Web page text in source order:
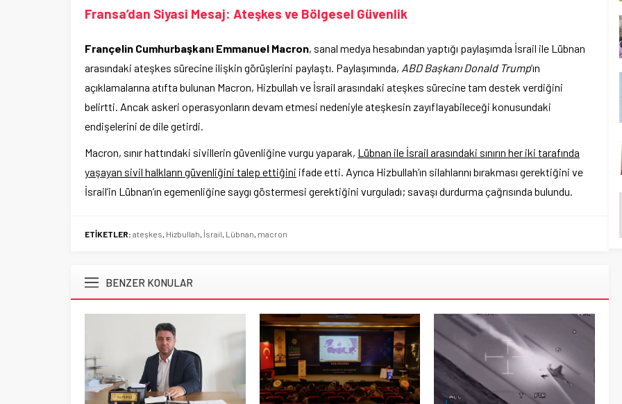
Fransa’dan Siyasi Mesaj: Ateşkes ve Bölgesel Güvenlik
Françelin Cumhurbaşkanı Emmanuel Macron, sanal medya hesabından yaptığı paylaşımda İsrail ile Lübnan
arasındaki ateşkes sürecine ilişkin görüşlerini paylaştı. Paylaşımında, ABD Başkanı Donald Trump‘ın
açıklamalarına atıfta bulunan Macron, Hizbullah ve İsrail arasındaki ateşkes sürecine tam destek verdiğini
belirtti. Ancak askeri operasyonların devam etmesi nedeniyle ateşkesin zayıflayabileceği konusundaki
endişelerini de dile getirdi.
Macron, sınır hattındaki sivillerin güvenliğine vurgu yaparak, Lübnan ile İsrail arasındaki sınırın her iki tarafında
yaşayan sivil halkların güvenliğini talep ettiğini ifade etti. Ayrıca Hizbullah’ın silahlarını bırakması gerektiğini ve
İsrail’in Lübnan’ın egemenliğine saygı göstermesi gerektiğini vurguladı; savaşı durdurma çağrısında bulundu.
ETİKETLER: ateşkes, Hizbullah, İsrail, Lübnan, macron
BENZER KONULAR